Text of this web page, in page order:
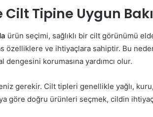
Tipine Uygun
ürün seçimi, sağlıklı bir cilt görünümü
özelliklere ve ihtiyaçlara sahiptir. Bu
korumasına yardımcı olur.
gerekir. Cilt tipleri genellikle yağlı,
göre doğru ürünleri seçmek, cildin